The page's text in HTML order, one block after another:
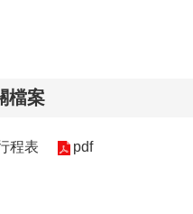
檔案
程表 pdf